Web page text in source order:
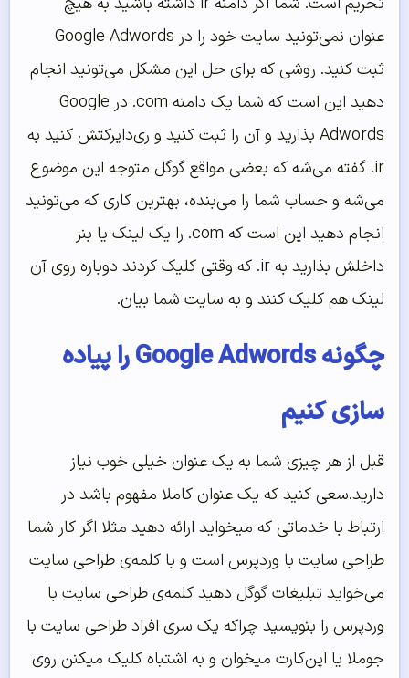
عنوان نمی‌‌تونید سایت خود را در Google Adwords
ثبت کنید. روشی که برای حل این مشکل می‌‌تونید انجام
دهید این است که شما یک دامنه com. در Google
Adwords بذارید و آن را ثبت کنید و ری‌‌دایرکتش کنید به
ir. گفته می‌‌شه که بعضی مواقع گوگل متوجه این موضوع
می‌‌شه و حساب شما را می‌‌بنده، بهترین کاری که می‌‌تونید
انجام دهید این است که com. را یک لینک یا بنر
داخلش بذارید به ir. که وقتی کلیک کردند دوباره روی آن
لینک هم کلیک کنند و به سایت شما بیان.
چگونه Google Adwords را پیاده
سازی کنیم
قبل از هر چیزی شما به یک عنوان خیلی خوب نیاز
دارید.سعی کنید که یک عنوان کاملا مفهوم باشد در
ارتباط با خدماتی که میخواید ارائه دهید مثلا اگر کار شما
طراحی سایت با وردپرس است و با کلمه‌‌ی طراحی سایت
می‌‌خواید تبلیغات گوگل دهید کلمه‌‌ی طراحی سایت با
وردپرس را بنویسید چراکه یک سری افراد طراحی سایت با
جوملا یا اپن‌‌کارت میخوان و به اشتباه کلیک میکنن روی